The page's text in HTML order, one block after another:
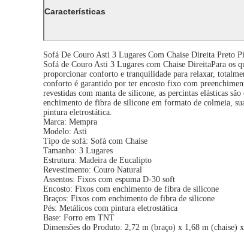
Características
Sofá De Couro Asti 3 Lugares Com Chaise Direita Preto
Sofá de Couro Asti 3 Lugares com Chaise DireitaPara os
proporcionar conforto e tranquilidade para relaxar,
conforto é garantido por ter encosto fixo com
revestidas com manta de silicone, as percintas elásticas
enchimento de fibra de silicone em formato de colmeia,
pintura eletrostática.
Marca: Mempra
Modelo: Asti
Tipo de sofá: Sofá com Chaise
Tamanho: 3 Lugares
Estrutura: Madeira de Eucalipto
Revestimento: Couro Natural
Assentos: Fixos com espuma D-30 soft
Encosto: Fixos com enchimento de fibra de silicone
Braços: Fixos com enchimento de fibra de silicone
Pés: Metálicos com pintura eletrostática
Base: Forro em TNT
Dimensões do Produto: 2,72 m (braço) x 1,68 m (chaise)